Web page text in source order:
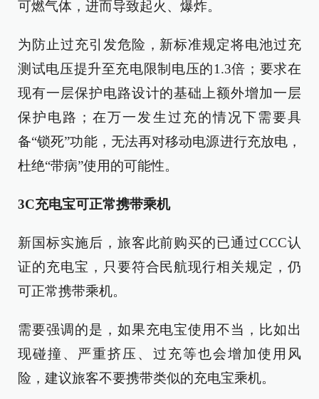
可燃气体，进而导致起火、爆炸。
为防止过充引发危险，新标准规定将电池过充
测试电压提升至充电限制电压的1.3倍；要求在
现有一层保护电路设计的基础上额外增加一层
保护电路；在万一发生过充的情况下需要具
备“锁死”功能，无法再对移动电源进行充放电，
杜绝“带病”使用的可能性。
3C充电宝可正常携带乘机
新国标实施后，旅客此前购买的已通过CCC认
证的充电宝，只要符合民航现行相关规定，仍
可正常携带乘机。
需要强调的是，如果充电宝使用不当，比如出
现碰撞、严重挤压、过充等也会增加使用风
险，建议旅客不要携带类似的充电宝乘机。